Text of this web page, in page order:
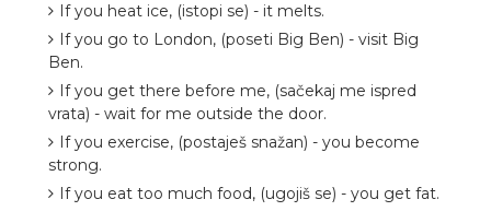
If you heat ice, (istopi se) - it melts.
If you go to London, (poseti Big Ben) - visit Big
Ben.
If you get there before me, (sačekaj me ispred
vrata) - wait for me outside the door.
If you exercise, (postaješ snažan) - you become
strong.
If you eat too much food, (ugojiš se) - you get fat.